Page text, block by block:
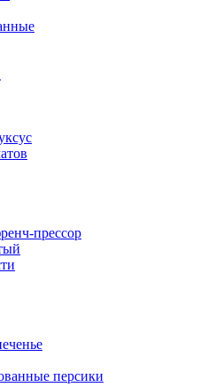
прессор
персики